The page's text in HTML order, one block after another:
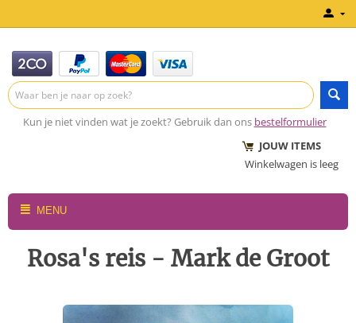
Kun je niet vinden wat je zoekt? Gebruik dan ons bestelformulier
JOUW ITEMS
Winkelwagen is leeg
MENU
Rosa's reis - Mark de Groot